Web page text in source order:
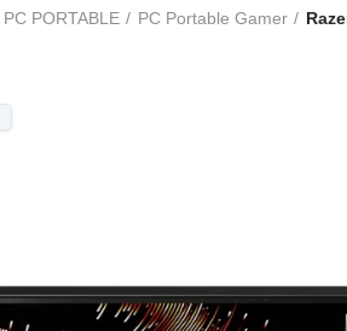
PC PORTABLE PC Portable Gamer